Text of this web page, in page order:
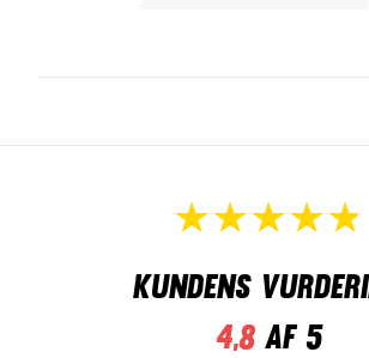
Kundens
4,8af 5